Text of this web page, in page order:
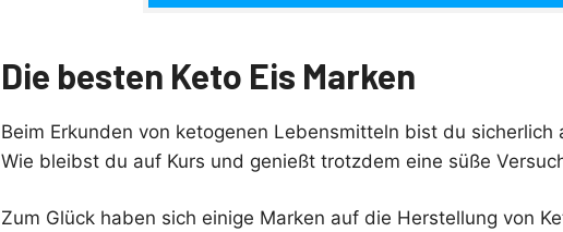
Die besten Keto Eis Marken
Beim Erkunden von ketogenen Lebensmitteln bist du sicherlich
Wie bleibst du auf Kurs und genießt trotzdem eine süße
Zum Glück haben sich einige Marken auf die Herstellung von